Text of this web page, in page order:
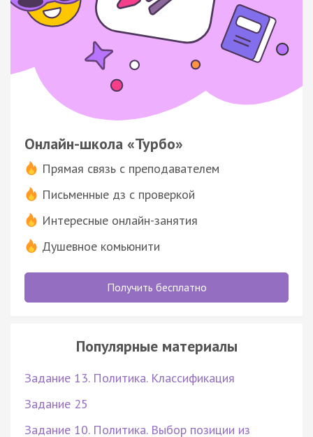
Онлайн-школа «Турбо»
Прямая связь с преподавателем
Письменные дз с проверкой
Интересные онлайн-занятия
Душевное комьюнити
Получить бесплатно
Популярные материалы
Задание 13. Политика. Классификация
Задание 25
Задание 10. Политика. Выбор позиции из